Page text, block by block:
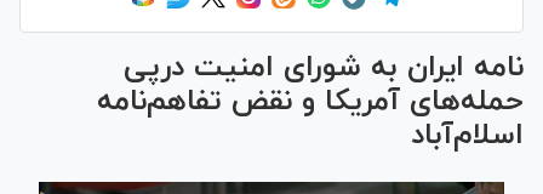
نامه ایران به شورای امنیت درپی
حمله‌های آمریکا و نقض تفاهم‌نامه
اسلام‌آباد